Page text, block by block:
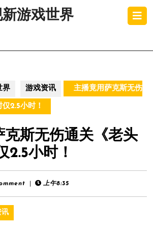
游戏世界
界 游戏资讯 主播竟用萨克斯无伤
2.5小时！
克斯无伤通关《老头
2.5小时！
上午8:35
讯